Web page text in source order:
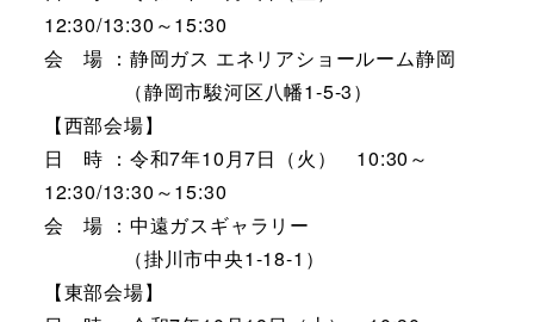
12:30/13:30～15:30
会 場 ：静岡ガス エネリアショールーム静岡
（静岡市駿河区八幡1-5-3）
【西部会場】
日 時 ：令和7年10月7日（火） 10:30～
12:30/13:30～15:30
会 場 ：中遠ガスギャラリー
（掛川市中央1-18-1）
【東部会場】